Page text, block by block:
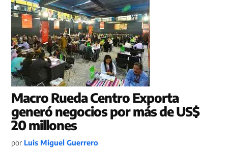
Macro Rueda Centro Exporta
generó negocios por más de US$
20 millones
por Luis Miguel Guerrero